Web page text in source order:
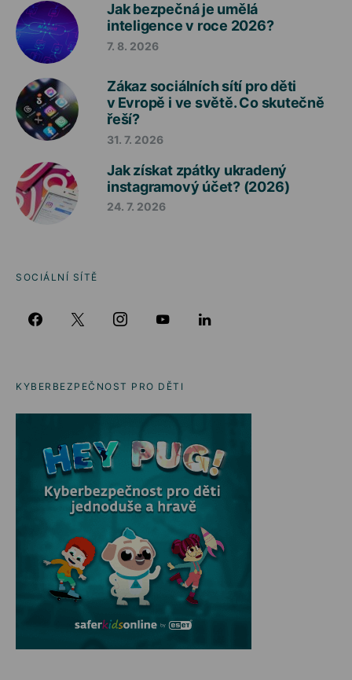
Jak bezpečná je umělá
inteligence v roce 2026?
7. 8. 2026
Zákaz sociálních sítí pro děti
v Evropě i ve světě. Co skutečně
řeší?
31. 7. 2026
Jak získat zpátky ukradený
instagramový účet? (2026)
24. 7. 2026
SOCIÁLNÍ SÍTĚ
KYBERBEZPEČNOST PRO DĚTI